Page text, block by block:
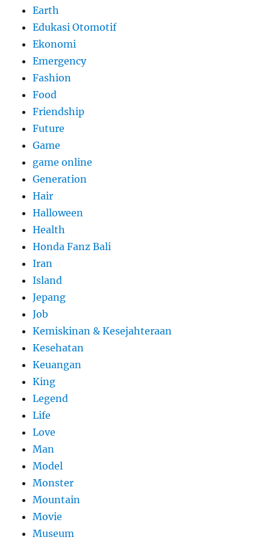
Earth
Edukasi Otomotif
Ekonomi
Emergency
Fashion
Food
Friendship
Future
Game
game online
Generation
Hair
Halloween
Health
Honda Fanz Bali
Iran
Island
Jepang
Job
Kemiskinan & Kesejahteraan
Kesehatan
Keuangan
King
Legend
Life
Love
Man
Model
Monster
Mountain
Movie
Museum